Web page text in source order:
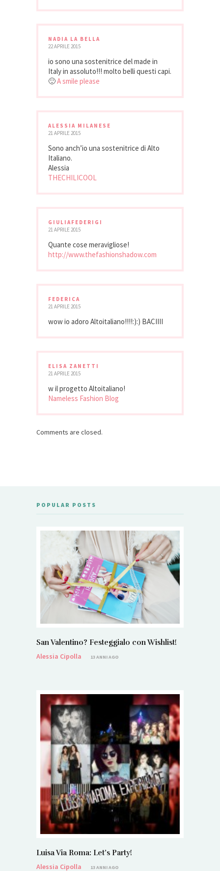
NADIA LA BELLA
22 APRILE 2015
io sono una sostenitrice del made in
Italy in assoluto!!! molto belli questi capi.
🙂A smile please
ALESSIA MILANESE
21 APRILE 2015
Sono anch’io una sostenitrice di Alto
Italiano.
Alessia
THECHILICOOL
GIULIAFEDERIGI
21 APRILE 2015
Quante cose meravigliose!
http://www.thefashionshadow.com
FEDERICA
21 APRILE 2015
wow io adoro Altoitaliano!!!!:):) BACIIII
ELISA ZANETTI
21 APRILE 2015
w il progetto Altoitaliano!
Nameless Fashion Blog
Comments are closed.
POPULAR POSTS
San Valentino? Festeggialo con Wishlist!
Alessia Cipolla
13 ANNI AGO
Luisa Via Roma: Let’s Party!
Alessia Cipolla
13 ANNI AGO